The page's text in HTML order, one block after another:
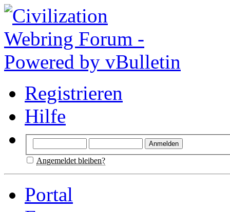
Registrieren
Hilfe
Angemeldet bleiben?
Portal